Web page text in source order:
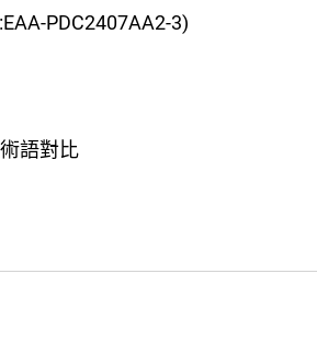
PDC2407AA2-3)
語對比